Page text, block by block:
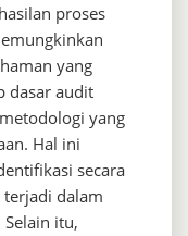
proses
yang
dasar audit
yang
Hal ini
secara
dalam
itu,